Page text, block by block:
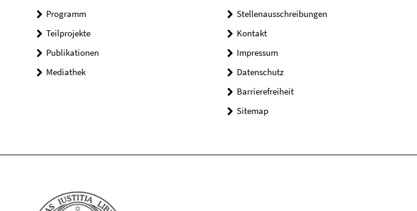
Programm
Teilprojekte
Publikationen
Mediathek
Stellenausschreibungen
Kontakt
Impressum
Datenschutz
Barrierefreiheit
Sitemap